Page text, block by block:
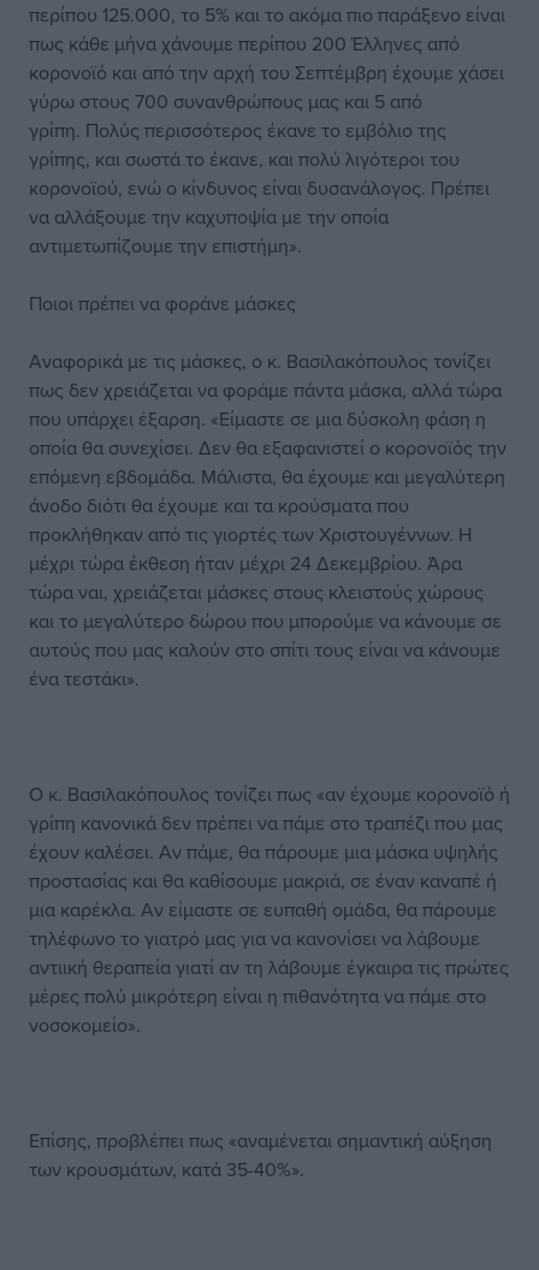
περίπου 125.000, το 5% και το ακόμα πιο παράξενο είναι
πως κάθε μήνα χάνουμε περίπου 200 Έλληνες από
κορονοϊό και από την αρχή του Σεπτέμβρη έχουμε χάσει
γύρω στους 700 συνανθρώπους μας και 5 από
γρίπη. Πολύς περισσότερος έκανε το εμβόλιο της
γρίπης, και σωστά το έκανε, και πολύ λιγότεροι του
κορονοϊού, ενώ ο κίνδυνος είναι δυσανάλογος. Πρέπει
να αλλάξουμε την καχυποψία με την οποία
αντιμετωπίζουμε την επιστήμη».
Ποιοι πρέπει να φοράνε μάσκες
Αναφορικά με τις μάσκες, ο κ. Βασιλακόπουλος τονίζει
πως δεν χρειάζεται να φοράμε πάντα μάσκα, αλλά τώρα
που υπάρχει έξαρση. «Είμαστε σε μια δύσκολη φάση η
οποία θα συνεχίσει. Δεν θα εξαφανιστεί ο κορονοϊός την
επόμενη εβδομάδα. Μάλιστα, θα έχουμε και μεγαλύτερη
άνοδο διότι θα έχουμε και τα κρούσματα που
προκλήθηκαν από τις γιορτές των Χριστουγέννων. Η
μέχρι τώρα έκθεση ήταν μέχρι 24 Δεκεμβρίου. Άρα
τώρα ναι, χρειάζεται μάσκες στους κλειστούς χώρους
και το μεγαλύτερο δώρου που μπορούμε να κάνουμε σε
αυτούς που μας καλούν στο σπίτι τους είναι να κάνουμε
ένα τεστάκι».
Ο κ. Βασιλακόπουλος τονίζει πως «αν έχουμε κορονοϊό ή
γρίπη κανονικά δεν πρέπει να πάμε στο τραπέζι που μας
έχουν καλέσει. Αν πάμε, θα πάρουμε μια μάσκα υψηλής
προστασίας και θα καθίσουμε μακριά, σε έναν καναπέ ή
μια καρέκλα. Αν είμαστε σε ευπαθή ομάδα, θα πάρουμε
τηλέφωνο το γιατρό μας για να κανονίσει να λάβουμε
αντιική θεραπεία γιατί αν τη λάβουμε έγκαιρα τις πρώτες
μέρες πολύ μικρότερη είναι η πιθανότητα να πάμε στο
νοσοκομείο».
Επίσης, προβλέπει πως «αναμένεται σημαντική αύξηση
των κρουσμάτων, κατά 35-40%».